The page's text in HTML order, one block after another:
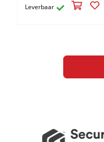
Leverbaar